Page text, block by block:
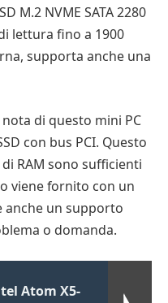
M.2 NVME SATA 2280
lettura fino a 1900
supporta anche una
di questo mini PC
con bus PCI. Questo
RAM sono sufficienti
viene fornito con un
anche un supporto
o domanda.
Atom X5-